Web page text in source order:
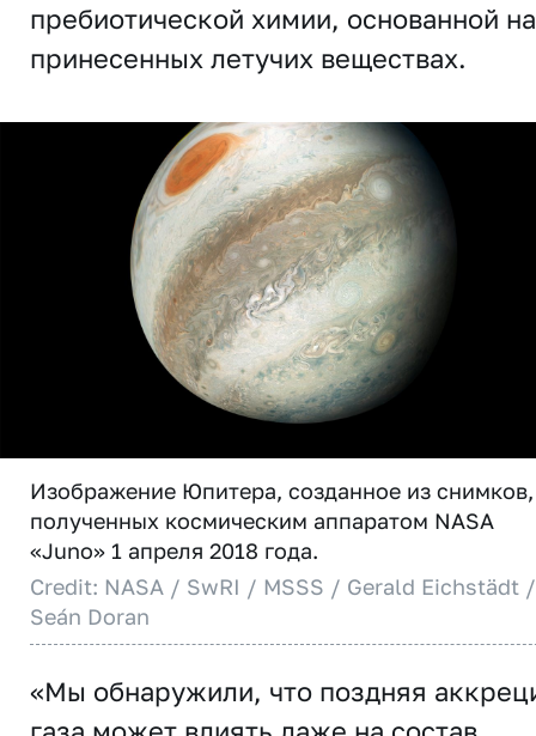
пребиотической химии, основанной на
принесенных летучих веществах.
Изображение Юпитера, созданное из снимков,
полученных космическим аппаратом NASA
«Juno» 1 апреля 2018 года.
Credit: NASA / SwRI / MSSS / Gerald Eichstädt /
Seán Doran
«Мы обнаружили, что поздняя